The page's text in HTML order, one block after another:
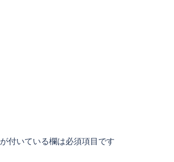
が付いている欄は必須項目です